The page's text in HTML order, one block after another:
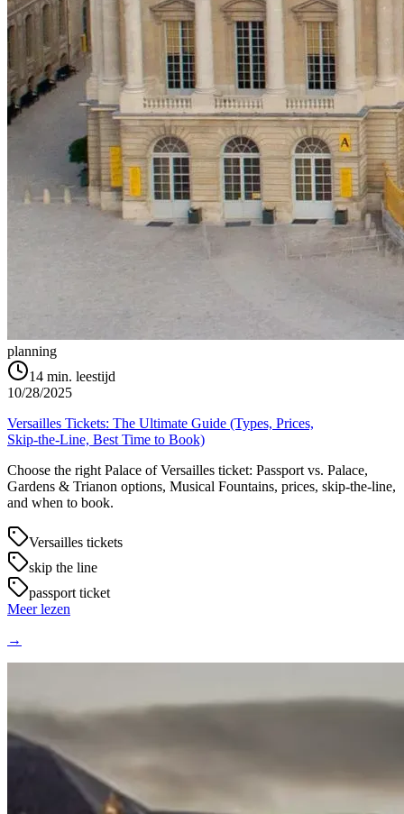
planning
14 min. leestijd
10/28/2025
Versailles Tickets: The Ultimate Guide (Types, Prices,
Skip‑the‑Line, Best Time to Book)
Choose the right Palace of Versailles ticket: Passport vs. Palace,
Gardens & Trianon options, Musical Fountains, prices, skip‑the‑line,
and when to book.
Versailles tickets
skip the line
passport ticket
Meer lezen
→